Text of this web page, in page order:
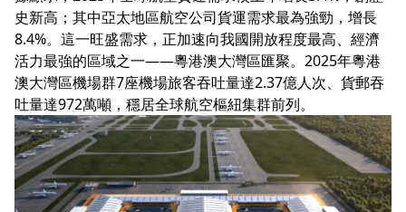
史新高；其中亞太地區航空公司貨運需求最為強勁，增長
8.4%。這一旺盛需求，正加速向我國開放程度最高、經濟
活力最強的區域之一——粵港澳大灣區匯聚。2025年粵港
澳大灣區機場群7座機場旅客吞吐量達2.37億人次、貨郵吞
吐量達972萬噸，穩居全球航空樞紐集群前列。